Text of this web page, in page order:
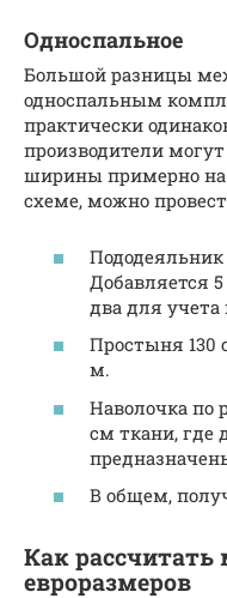
Односпальное
Большой разницы
односпальным
практически
производители
ширины примерно на
схеме, можно
Пододеяльник
Добавляется
два для учета
Простыня 130
м.
Наволочка по
см ткани, где
В общем,
Как рассчитать
евроразмеров